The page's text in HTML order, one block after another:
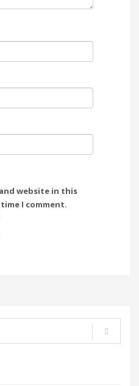
and website in this
I comment.